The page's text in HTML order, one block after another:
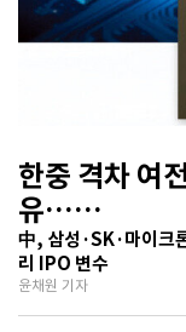
한중 격차 여
유…
기술보다 무
中, 삼성·SK·마이크
리 IPO 변수
윤채원 기자